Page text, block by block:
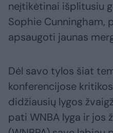
neįtikėtinai išplitusiu
Sophie Cunningham,
apsaugoti jaunas
Dėl savo tylos šiat
konferencijose
didžiausių lygos
pati WNBA lyga ir jos